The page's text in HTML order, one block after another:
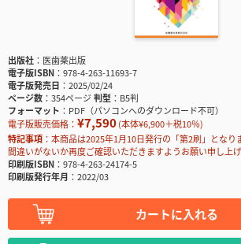
出版社
医歯薬出版
電子版ISBN
978-4-263-11693-7
電子版発売日
2025/02/24
ページ数
354ページ判型
B5判
フォーマット
PDF（パソコンへのダウンロード不可）
電子版販売価格： ¥7,590(本体¥6,900＋税10％)
特記事項
本商品は2025年1月10日発行の「第2刷」となり
間違いがないか再度ご確認いただきますようお願い申し上げ
印刷版ISBN
978-4-263-24174-5
印刷版発行年月
2022/03
カートに入れる